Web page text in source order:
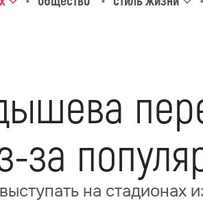
за
на стадионах